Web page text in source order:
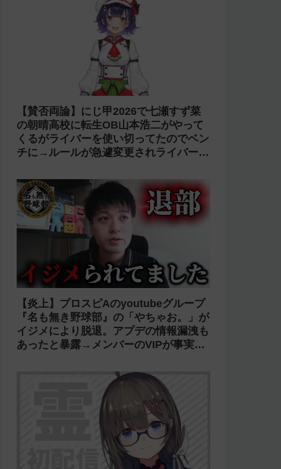
【賛否両論】にじ甲2026で七瀬すず菜
の朝晴高校に転生OB山本浩二がやって
くるがライバーを使い切ってたのでベン
チに→ルールが急遽変更されライバーの
【炎上】プロスピAのyoutubeグループ
『名も無き野球部』の「やちゃお。」が
イジメにより脱退。アプデの情報漏洩も
あったと暴露→メンバーのVIPが事実無